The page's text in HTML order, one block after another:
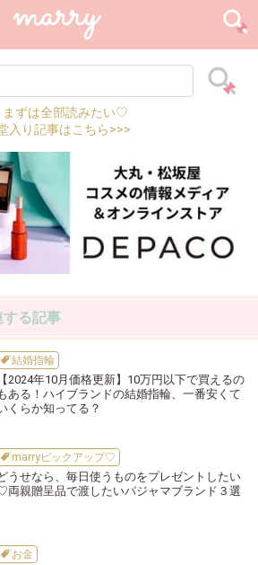
まずは全部読みたい♡
入り記事はこちら>>>
する記事
結婚指輪
【2024年10月価格更新】10万円以下で買えるの
ある！ハイブランドの結婚指輪、一番安くて
くらか知ってる？
marryピックアップ♡
うせなら、毎日使うものをプレゼントしたい
両親贈呈品で渡したいパジャマブランド３選
お金